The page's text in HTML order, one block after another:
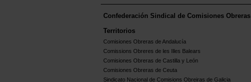
Confederación Sindical de Comisiones Obreras
Territorios
Comisiones Obreras de Andalucía
Comissions Obreres de les Illes Balears
Comisiones Obreras de Castilla y León
Comisiones Obreras de Ceuta
Sindicato Nacional de Comisions Obreiras de Galicia